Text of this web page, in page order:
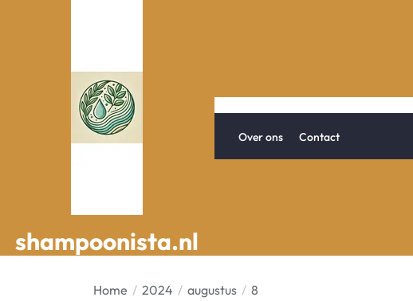
shampoonista.nl
shampoonista.nl
Over ons Contact
Home 2024 augustus 8